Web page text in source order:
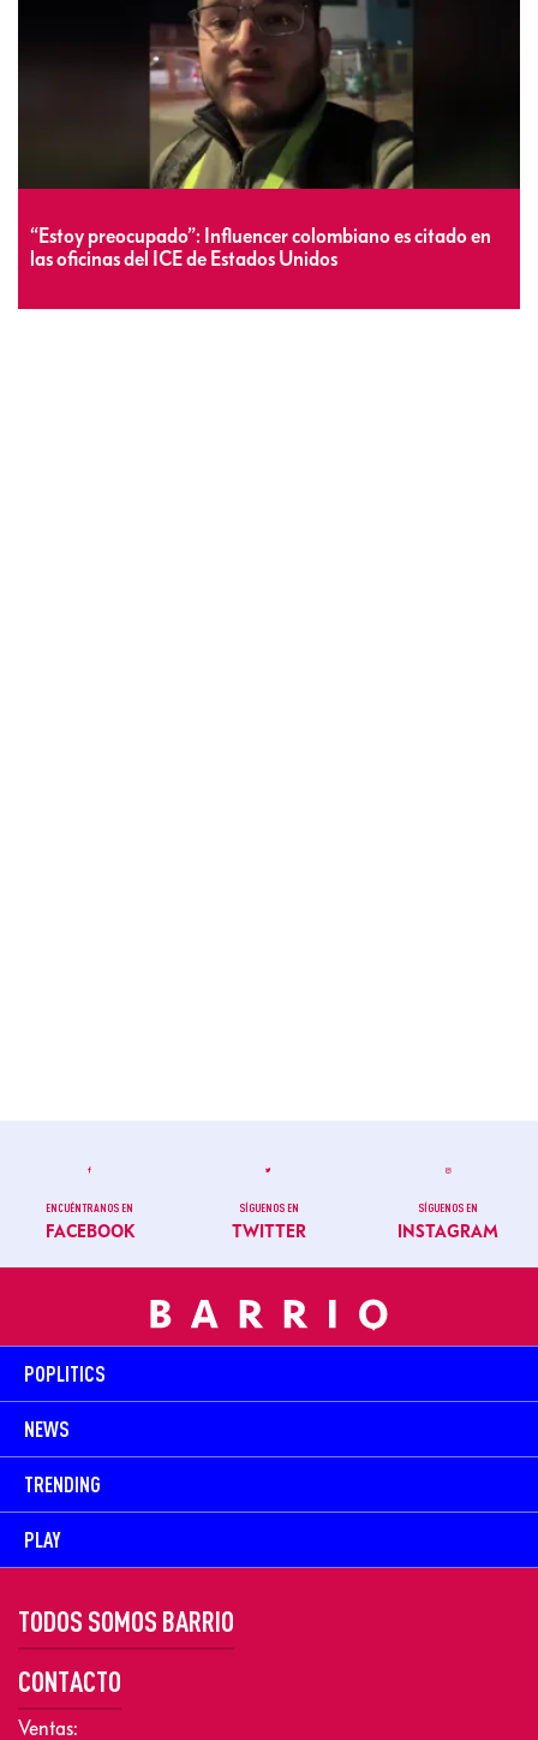
“Estoy preocupado”: Influencer colombiano es citado en
las oficinas del ICE de Estados Unidos
ENCUÉNTRANOS EN
FACEBOOK
SÍGUENOS EN
TWITTER
SÍGUENOS EN
INSTAGRAM
POPLITICS
NEWS
TRENDING
PLAY
TODOS SOMOS BARRIO
CONTACTO
Ventas: